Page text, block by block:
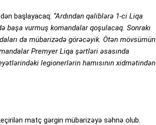
başlayacaq: “Ardından qaliblərə 1-ci Liqa
başa vurmuş komandalar qoşulacaq. Sonrakı
da mübarizədə görəcəyik. Ötən mövsümün
Premyer Liqa şərtləri əsasında
legionerlərin hamısının xidmətindən
matç gərgin mübarizəyə səhnə olub.